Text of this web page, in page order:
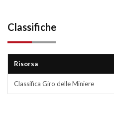
Classifiche
Risorsa
Classifica Giro delle Miniere